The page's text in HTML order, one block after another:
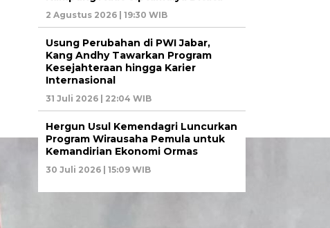
2 Agustus 2026 | 19:30 WIB
Usung Perubahan di PWI Jabar,
Kang Andhy Tawarkan Program
Kesejahteraan hingga Karier
Internasional
31 Juli 2026 | 22:04 WIB
Hergun Usul Kemendagri Luncurkan
Program Wirausaha Pemula untuk
Kemandirian Ekonomi Ormas
30 Juli 2026 | 15:09 WIB